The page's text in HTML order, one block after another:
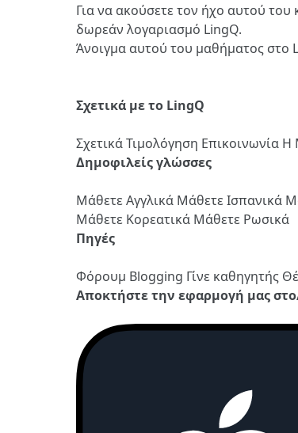
Για να ακούσετε τον ήχο αυτού του
δωρεάν λογαριασμό LingQ.
Άνοιγμα αυτού του μαθήματος στο
Σχετικά με το LingQ
ΣχετικάΤιμολόγηση Επικοινωνία Η
Δημοφιλείς γλώσσες
Μάθετε Αγγλικά Μάθετε Ισπανικά
Μάθετε Κορεατικά Μάθετε Ρωσικά
Πηγές
Φόρουμ Blogging Γίνε καθηγητής
Αποκτήστε την εφαρμογή μας